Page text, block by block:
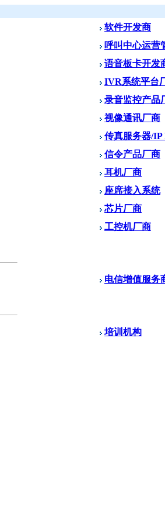
软件开发商
呼叫中心运营
语音板卡开发
IVR系统平台
录音监控产品
视像通讯厂商
传真服务器/
信令产品厂商
耳机厂商
座席接入系统
芯片厂商
工控机厂商
电信增值服务
培训机构